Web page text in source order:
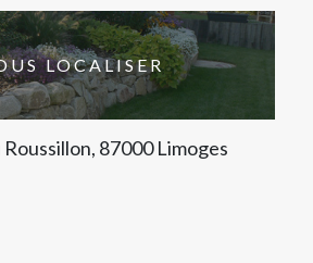
LOCALISER
87000 Limoges